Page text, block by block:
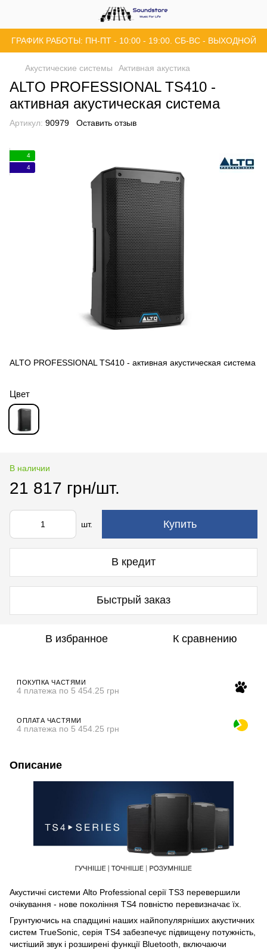
ГРАФИК РАБОТЫ: ПН-ПТ - 10:00 - 19:00. СБ-ВС - ВЫХОДНОЙ
Акустические системы Активная акустика
ALTO PROFESSIONAL TS410 -
активная акустическая система
Артикул: 90979 Оставить отзыв
4
4
ALTO PROFESSIONAL TS410 - активная акустическая система
Цвет
В наличии
21 817 грн/шт.
шт. Купить
В кредит
Быстрый заказ
В избранное К сравнению
ПОКУПКА ЧАСТЯМИ
4 платежа по 5 454.25 грн
ОПЛАТА ЧАСТЯМИ
4 платежа по 5 454.25 грн
Описание
Акустичні системи Alto Professional серії TS3 перевершили
очікування - нове покоління TS4 повністю перевизначає їх.
Грунтуючись на спадщині наших найпопулярніших акустичних
систем TrueSonic, серія TS4 забезпечує підвищену потужність,
чистіший звук і розширені функції Bluetooth, включаючи